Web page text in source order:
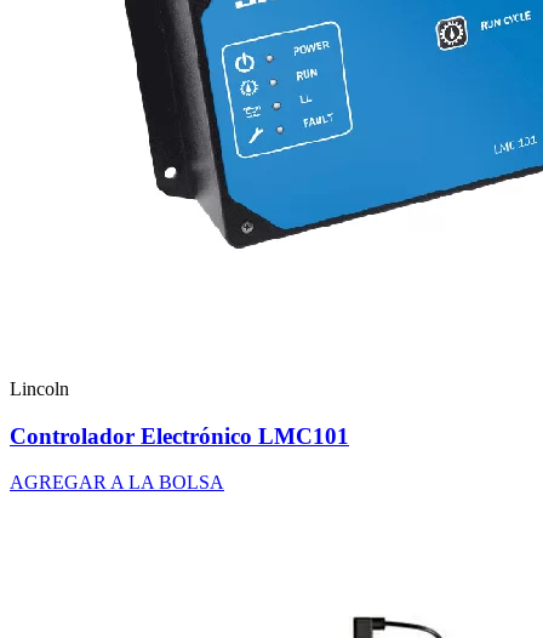
Lincoln
Controlador Electrónico LMC101
AGREGAR A LA BOLSA